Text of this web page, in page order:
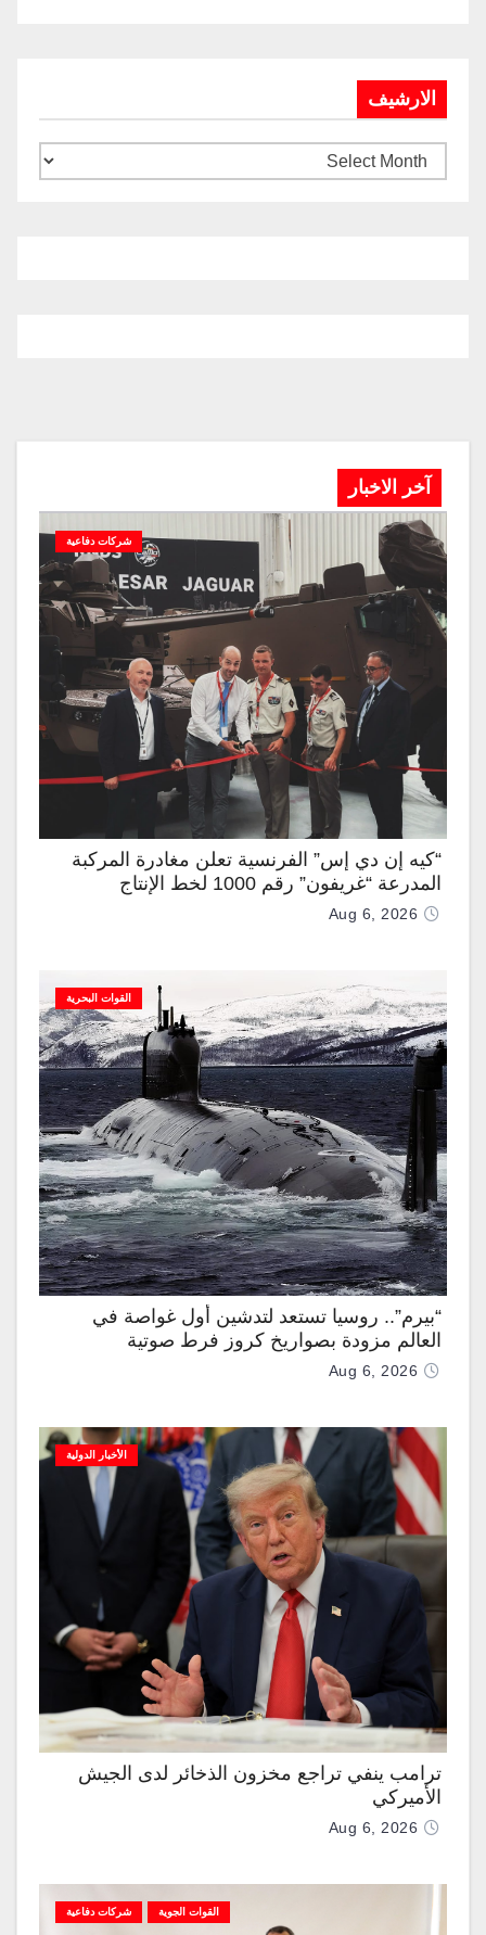
الارشيف
آخر الاخبار
شركات دفاعية
“كيه إن دي إس” الفرنسية تعلن مغادرة المركبة
المدرعة “غريفون” رقم 1000 لخط الإنتاج
Aug 6, 2026
القوات البحرية
“بيرم”.. روسيا تستعد لتدشين أول غواصة في
العالم مزودة بصواريخ كروز فرط صوتية
Aug 6, 2026
الأخبار الدولية
ترامب ينفي تراجع مخزون الذخائر لدى الجيش
الأميركي
Aug 6, 2026
القوات الجوية شركات دفاعية